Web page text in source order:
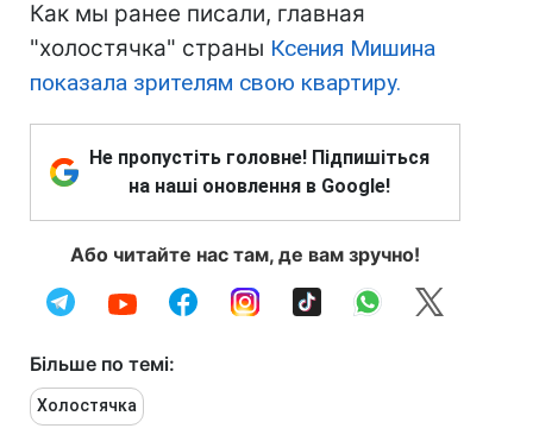
Как мы ранее писали, главная
"холостячка" страны Ксения Мишина
показала зрителям свою квартиру.
Не пропустіть головне! Підпишіться
на наші оновлення в Google!
Або читайте нас там, де вам зручно!
Більше по темі:
Холостячка